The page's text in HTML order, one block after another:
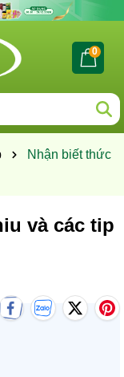
0
Nhận biết thức
và các tip